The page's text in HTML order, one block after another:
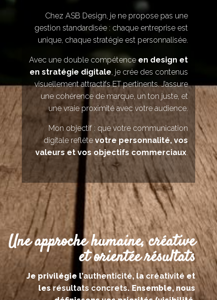
Chez ASB Design, je ne propose pas une
gestion standardisée : chaque entreprise est
unique, chaque stratégie est personnalisée.
Avec une double compétence en design et
en stratégie digitale, je crée des contenus
visuellement attractifs ET pertinents. J’assure
une cohérence de marque, un ton juste, et
une vraie proximité avec votre audience.
Mon objectif : que votre communication
digitale reflètevotre personnalité, vos
valeurs et vos objectifs commerciaux.
Une approche humaine, créative
et orientée résultats
Je privilégie l’authenticité, lacréativitéet
lesrésultats concrets. Ensemble, nous